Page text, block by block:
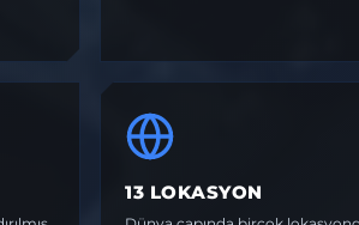
13 LOKASYON